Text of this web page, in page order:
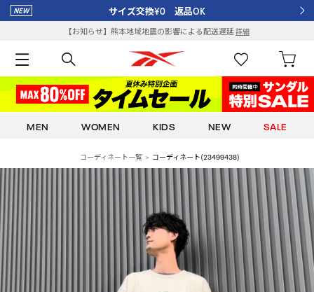
サイズ交換¥0 返品OK
【お知らせ】熊本地域地震の影響による配送遅延詳細
MEN WOMEN KIDS NEW SALE
コーディネート一覧 コーディネート(23499438)